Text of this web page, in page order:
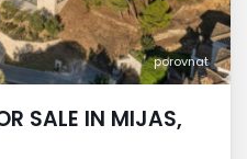
porovnat
SALE IN MIJAS,